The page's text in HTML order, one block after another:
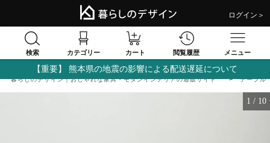
ログイン＞
検索 カテゴリー カート 閲覧履歴 メニュー
【重要】 熊本県の地震の影響による配送遅延について
暮らしのデザイン｜おしゃれな家具・モダンインテリアの通販サイト テーブル
1 / 10